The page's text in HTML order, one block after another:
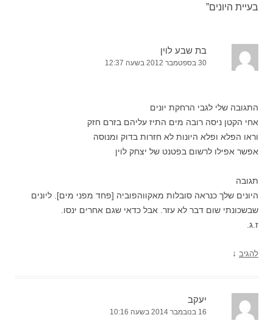
בעיית היונים”
בת שבע לוין
30 בספטמבר 2012 בשעה 12:37
התגובה שלי לגבי הרחקת יונים
אחי הקטן ניסה רובה מים התיז עליהם בזרם חזק
וראו הפלא ופלא היונות לא חזרות בדוק ומנוסה
אפשר אפילו לרשום בפטנט של יצחק לוין
תגובה
היונים שלך כנראה סובלות מאקווהפוביה [פחד מפני מים]. ליונים
שבשכונתי שום דבר לא עזר. אבל כדאי שגם אחרים ינסו.
ז.ג.
להגיב ↓
יעקב
16 בנובמבר 2014 בשעה 10:16